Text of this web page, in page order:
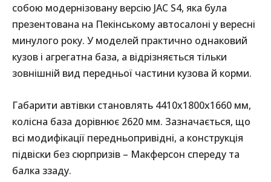
собою модернізовану версію JAC S4, яка була
презентована на Пекінському автосалоні у вересні
минулого року. У моделей практично однаковий
кузов і агрегатна база, а відрізняється тільки
зовнішній вид передньої частини кузова й корми.
Габарити автівки становлять 4410х1800х1660 мм,
колісна база дорівнює 2620 мм. Зазначається, що
всі модифікації передньопривідні, а конструкція
підвіски без сюрпризів – Макферсон спереду та
балка ззаду.